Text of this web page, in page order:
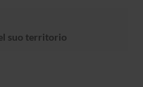
suo territorio